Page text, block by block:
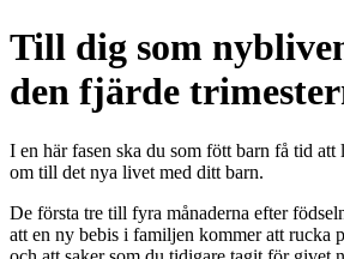
Till dig som
den fjärde
I en här fasen ska du som fött barn få tid att
om till det nya livet med ditt barn.
De första tre till fyra månaderna efter
att en ny bebis i familjen kommer att rucka